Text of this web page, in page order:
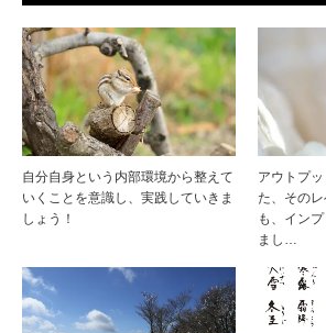
自分自身という内部環境から整えて
いくことを意識し、実践していきま
しょう！
アウトプ
た、その
も、イン
まし…